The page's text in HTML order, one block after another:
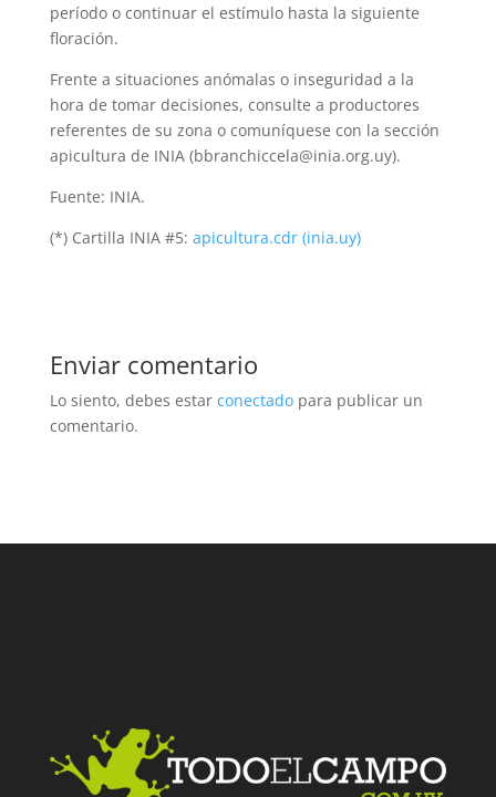
período o continuar el estímulo hasta la siguiente
floración.
Frente a situaciones anómalas o inseguridad a la
hora de tomar decisiones, consulte a productores
referentes de su zona o comuníquese con la sección
apicultura de INIA (bbranchiccela@inia.org.uy). ​
Fuente: INIA.
(*) Cartilla INIA #5: apicultura.cdr (inia.uy)
Enviar comentario
Lo siento, debes estar conectadopara publicar un
comentario.
Facebook